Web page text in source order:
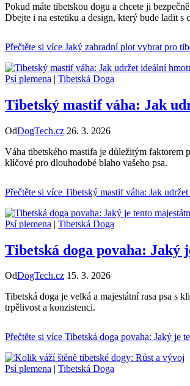
Pokud máte tibetskou dogu a chcete ji
Dbejte i na estetiku a design, který bude ladit s
Přečtěte si více Jaký zahradní plot vybrat pro
Psí plemena | Tibetská Doga
Tibetský mastif váha: Jak
OdDogTech.cz 26. 3. 2026
Váha tibetského mastifa je důležitým faktorem
klíčové pro dlouhodobé blaho vašeho psa.
Přečtěte si více Tibetský mastif váha: Jak
Psí plemena | Tibetská Doga
Tibetská doga povaha: Jaký
OdDogTech.cz 15. 3. 2026
Tibetská doga je velká a majestátní rasa psa s
trpělivost a konzistenci.
Přečtěte si více Tibetská doga povaha: Jaký je
Psí plemena Tibetská Doga